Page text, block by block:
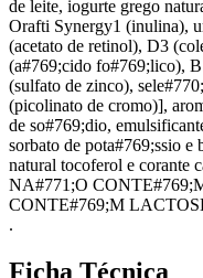
de leite, iogurte grego
Orafti Synergy1 (inulina),
(acetato de retinol), D3
(a#769;cido fo#769;lico),
(sulfato de zinco),
(picolinato de cromo)],
de so#769;dio,
sorbato de pota#769;ssio e
natural tocoferol e corante
NA#771;O
CONTE#769;M
.
Ficha Técnica